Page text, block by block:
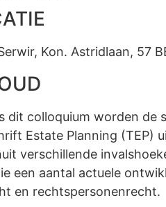
Kon. Astridlaan, 57
dit colloquium worden de
Estate Planning (TEP)
verschillende
een aantal actuele
en rechtspersonenrecht.